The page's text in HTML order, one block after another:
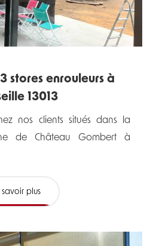
stores enrouleurs à
13013
nos clients situés dans la
de Château Gombert à
savoir plus